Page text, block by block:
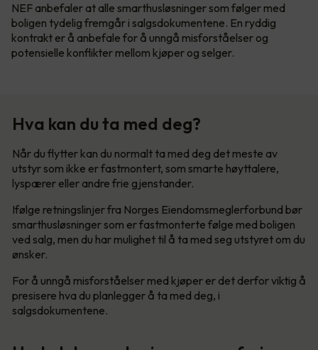
NEF anbefaler at alle smarthusløsninger som følger med
boligen tydelig fremgår i salgsdokumentene. En ryddig
kontrakt er å anbefale for å unngå misforståelser og
potensielle konflikter mellom kjøper og selger.
Hva kan du ta med deg?
Når du flytter kan du normalt ta med deg det meste av
utstyr som ikke er fastmontert, som smarte høyttalere,
lyspærer eller andre frie gjenstander.
Ifølge retningslinjer fra Norges Eiendomsmeglerforbund bør
smarthusløsninger som er fastmonterte følge med boligen
ved salg, men du har mulighet til å ta med seg utstyret om du
ønsker.
For å unngå misforståelser med kjøper er det derfor viktig å
presisere hva du planlegger å ta med deg, i
salgsdokumentene.